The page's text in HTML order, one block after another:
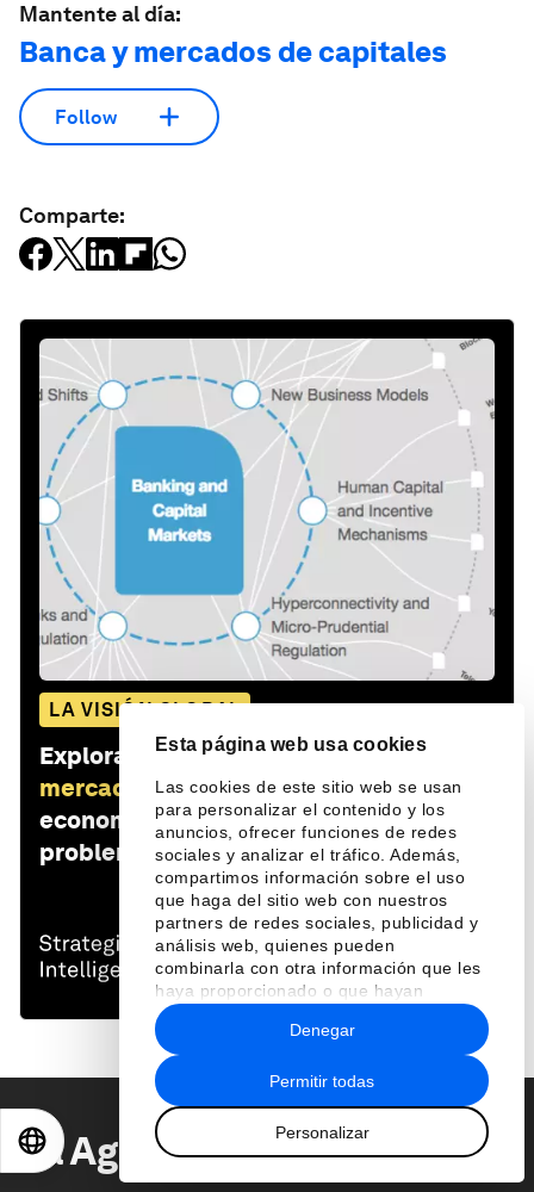
Esta página web usa cookies
Las cookies de este sitio web se usan
para personalizar el contenido y los
anuncios, ofrecer funciones de redes
sociales y analizar el tráfico. Además,
compartimos información sobre el uso
que haga del sitio web con nuestros
partners de redes sociales, publicidad y
análisis web, quienes pueden
combinarla con otra información que les
haya proporcionado o que hayan
recopilado a partir del uso que haya
hecho de sus servicios.
Permitir todas
Personalizar
Denegar
Mantente al día:
Banca y mercados de capitales
Follow
Comparte:
LA VISIÓN GLOBAL
Explora y monitorea cómoBanca y
mercados de capitales afecta a las
economías, las industrias y los
problemas globales
La AgendaSemanal
EN